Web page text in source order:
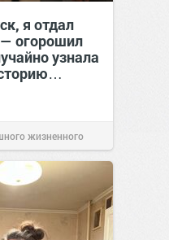
я отдал
— огорошил
узнала
жизненного